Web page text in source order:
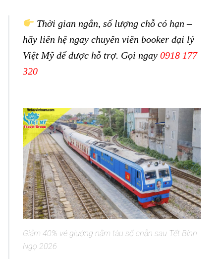
Thời gian ngắn, số lượng chỗ có hạn –
hãy liên hệ ngay chuyên viên booker đại lý
Việt Mỹ để được hỗ trợ. Gọi ngay0918 177
320
Giảm 40% vé giường nằm tàu số chẵn sau Tết Bính
Ngọ 2026